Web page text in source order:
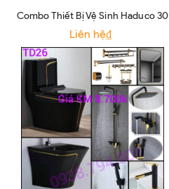
Combo Thiết Bị Vệ Sinh Haduco 30
Liên hệ₫